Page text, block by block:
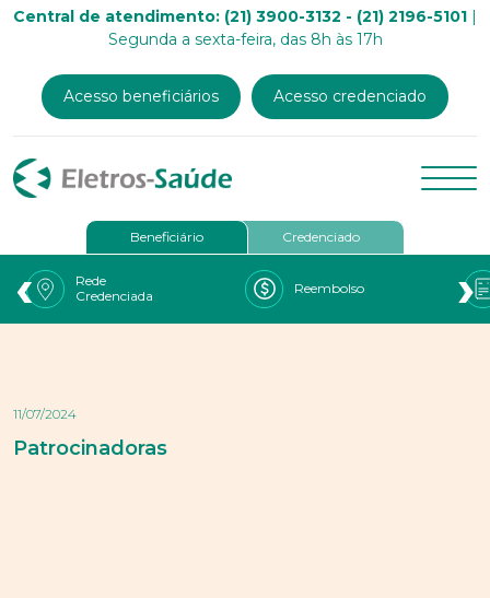
Central de atendimento: (21) 3900-3132 - (21) 2196-5101 |
Segunda a sexta-feira, das 8h às 17h
Acesso beneficiários Acesso credenciado
Beneficiário Credenciado
Rede
Credenciada
Reembolso
‹ ›
11/07/2024
Patrocinadoras